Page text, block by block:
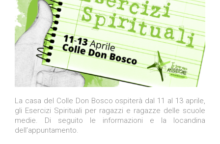
La casa del Colle Don Bosco ospiterà dal 11 al 13 aprile,
gli Esercizi Spirituali per ragazzi e ragazze delle scuole
medie. Di seguito le informazioni e la locandina
dell’appuntamento.